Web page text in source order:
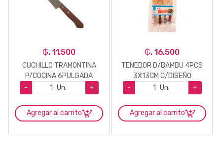
₲. 11.500
CUCHILLO TRAMONTINA
P/COCINA 6PULGADA
-
Un. +
Agregar al carrito
₲. 16.500
TENEDOR D/BAMBU 4PCS
3X13CM C/DISEÑO
-
Un. +
Agregar al carrito